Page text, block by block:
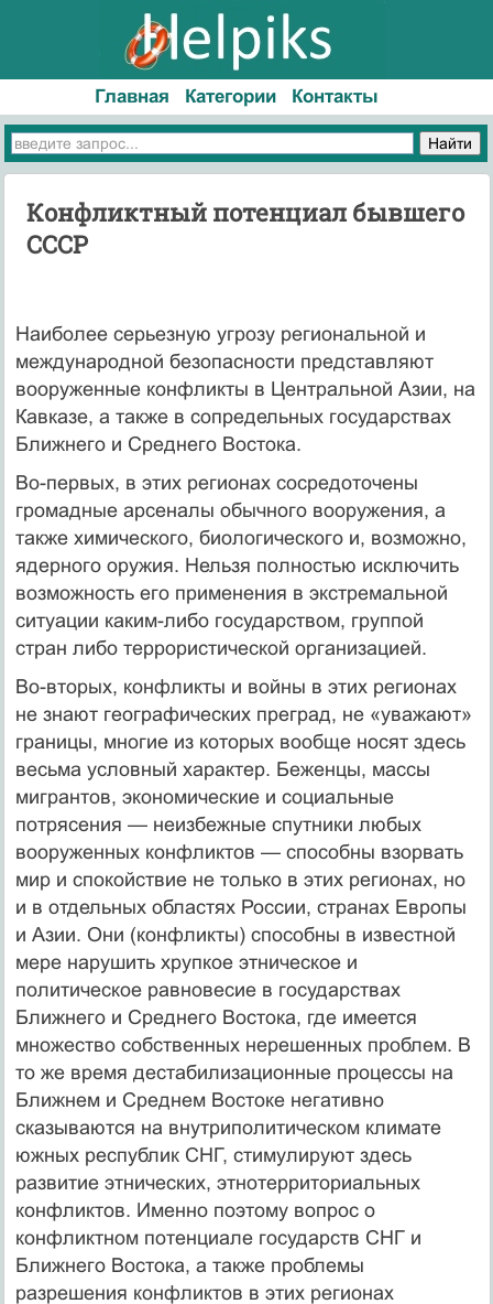
Главная Категории Контакты
Конфликтный потенциал бывшего
СССР
Наиболее серьезную угрозу региональной и
международной безопасности представляют
вооруженные конфликты в Центральной Азии, на
Кавказе, а также в сопредельных государствах
Ближнего и Среднего Востока.
Во-первых, в этих регионах сосредоточены
громадные арсеналы обычного вооружения, а
также химического, биологического и, возможно,
ядерного оружия. Нельзя полностью исключить
возможность его применения в экстремальной
ситуации каким-либо государством, группой
стран либо террористической организацией.
Во-вторых, конфликты и войны в этих регионах
не знают географических преград, не «уважают»
границы, многие из которых вообще носят здесь
весьма условный характер. Беженцы, массы
мигрантов, экономические и социальные
потрясения — неизбежные спутники любых
вооруженных конфликтов — способны взорвать
мир и спокойствие не только в этих регионах, но
и в отдельных областях России, странах Европы
и Азии. Они (конфликты) способны в известной
мере нарушить хрупкое этническое и
политическое равновесие в государствах
Ближнего и Среднего Востока, где имеется
множество собственных нерешенных проблем. В
то же время дестабилизационные процессы на
Ближнем и Среднем Востоке негативно
сказываются на внутриполитическом климате
южных республик СНГ, стимулируют здесь
развитие этнических, этнотерриториальных
конфликтов. Именно поэтому вопрос о
конфликтном потенциале государств СНГ и
Ближнего Востока, а также проблемы
разрешения конфликтов в этих регионах